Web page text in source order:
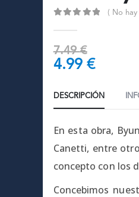
( No hay
7.49€
4.99 €
DESCRIPCIÓN
En esta obra,
Canetti, entre
concepto con los
Concebimos